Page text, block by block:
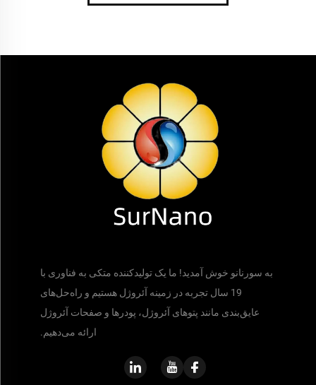
به سورنانو خوش آمدید! ما یک تولیدکننده متکی به فناوری با
19 سال تجربه در زمینه آئروژل هستیم و راه‌حل‌های
عایق‌بندی مانند پتوهای آئروژل، پودرها و صفحات آئروژل
ارائه می‌دهیم.